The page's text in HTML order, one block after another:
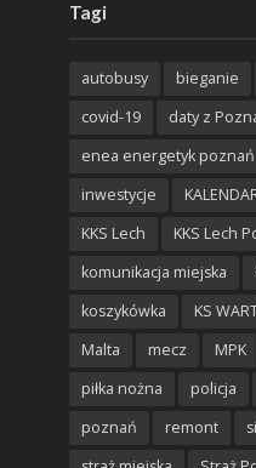
Tagi
autobusy bieganie
covid-19
daty z
enea energetyk poznań
inwestycje
KKS Lech
KKS Lech
komunikacja miejska
koszykówka
KS
Malta
mecz MPK
piłka nożna
policja
poznań
remont